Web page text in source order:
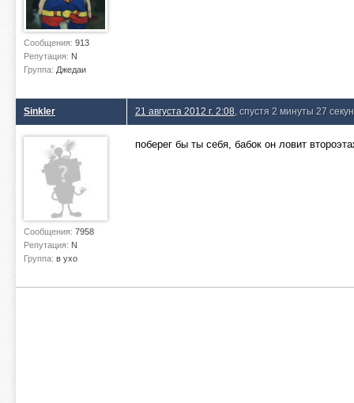
Сообщения: 913
Репутация: N
Группа: Джедаи
Sinkler
Сообщения: 7958
Репутация: N
Группа: в ухо
21 августа 2012 г. 2:08 , спустя 2 минуты 27
поберег бы ты себя, бабок он ловит